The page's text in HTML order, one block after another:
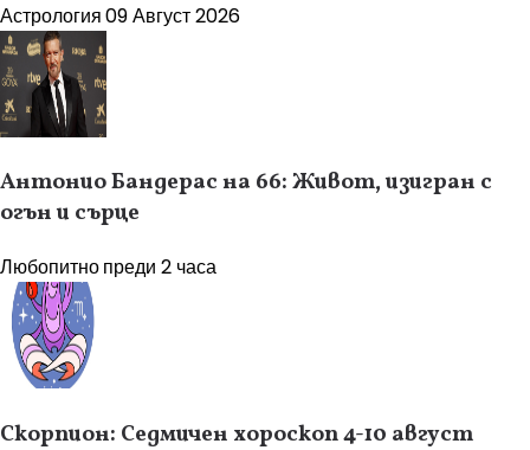
Астрология09 Август 2026
Антонио Бандерас на 66: Живот, изигран с
огън и сърце
Любопитнопреди 2 часа
Скорпион: Седмичен хороскоп 4-10 август